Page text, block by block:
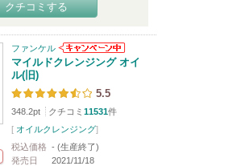
クチコミする
ファンケル
マイルドクレンジング オイ
ル(旧)
5.5
348.2pt クチコミ 11531件
[ オイルクレンジング]
税込価格 - (生産終了)
発売日
2021/11/18